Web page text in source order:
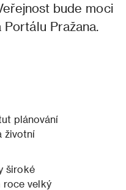
bude moci
Pražana.
plánování
životní
široké
roce velký